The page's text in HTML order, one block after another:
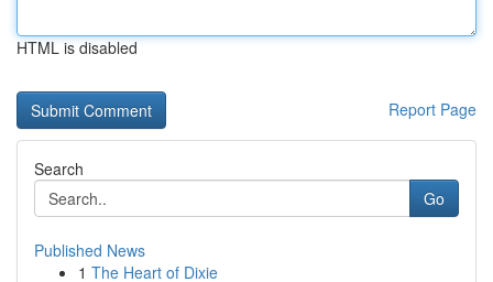
HTML is disabled
Report Page
Search
Go
Published News
1 The Heart of Dixie